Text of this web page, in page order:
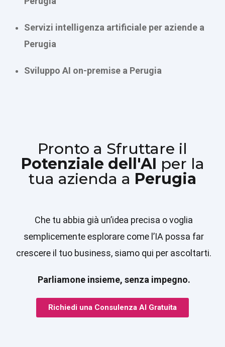
Servizi intelligenza artificiale per aziende a
Perugia
Sviluppo AI on-premise a Perugia
Pronto a Sfruttare il
Potenziale dell'AI per la
tua azienda a Perugia
Che tu abbia già un’idea precisa o voglia
semplicemente esplorare come l’IA possa far
crescere il tuo business, siamo qui per ascoltarti.
Parliamone insieme, senza impegno.
Richiedi una Consulenza AI Gratuita